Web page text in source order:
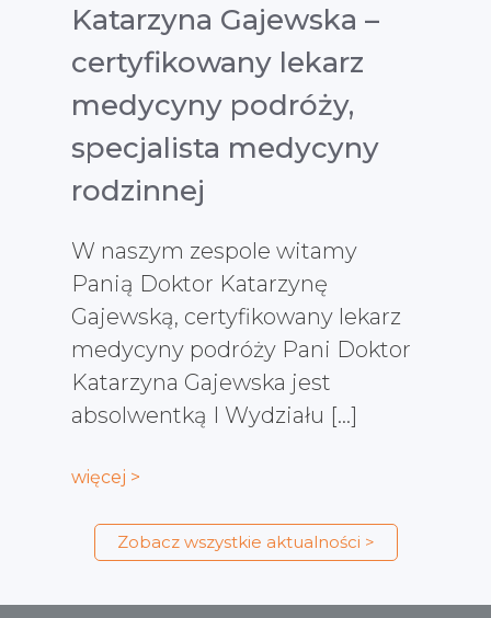
Katarzyna Gajewska –
certyfikowany lekarz
medycyny podróży,
specjalista medycyny
rodzinnej
W naszym zespole witamy
Panią Doktor Katarzynę
Gajewską, certyfikowany lekarz
medycyny podróży Pani Doktor
Katarzyna Gajewska jest
absolwentką I Wydziału […]
więcej >
Zobacz wszystkie aktualności >